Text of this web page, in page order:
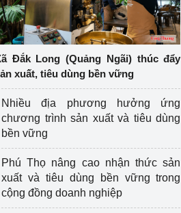
Đắk Long (Quảng Ngãi) thúc đẩy
xuất, tiêu dùng bền vững
Nhiều địa phương hưởng ứng
chương trình sản xuất và tiêu dùng
bền vững
Phú Thọ nâng cao nhận thức sản
xuất và tiêu dùng bền vững trong
cộng đồng doanh nghiệp